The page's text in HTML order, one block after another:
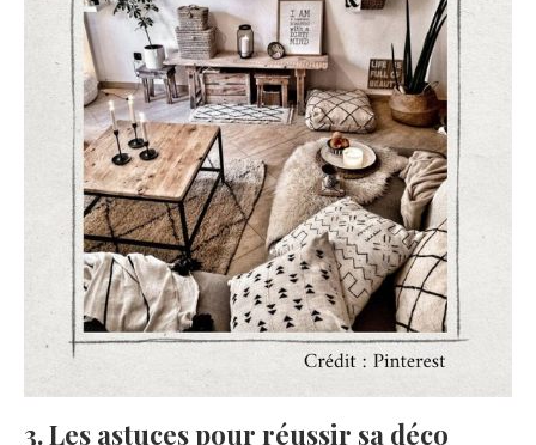
3. Les astuces pour réussir sa déco